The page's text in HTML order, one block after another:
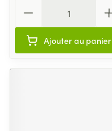
Ajouter au panier